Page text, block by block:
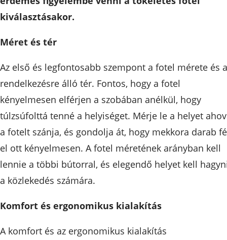
kiválasztásakor.
Méret és tér
Az első és legfontosabb szempont a fotel mérete és a
rendelkezésre álló tér. Fontos, hogy a fotel
kényelmesen elférjen a szobában anélkül, hogy
túlzsúfolttá tenné a helyiséget. Mérje le a helyet
a fotelt szánja, és gondolja át, hogy mekkora darab
el ott kényelmesen. A fotel méretének arányban kell
lennie a többi bútorral, és elegendő helyet kell
a közlekedés számára.
Komfort és ergonomikus kialakítás
A komfort és az ergonomikus kialakítás